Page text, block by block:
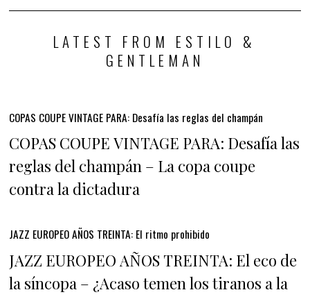
LATEST FROM ESTILO &
GENTLEMAN
COPAS COUPE VINTAGE PARA: Desafía las reglas del champán
COPAS COUPE VINTAGE PARA: Desafía las
reglas del champán – La copa coupe
contra la dictadura
JAZZ EUROPEO AÑOS TREINTA: El ritmo prohibido
JAZZ EUROPEO AÑOS TREINTA: El eco de
la síncopa – ¿Acaso temen los tiranos a la